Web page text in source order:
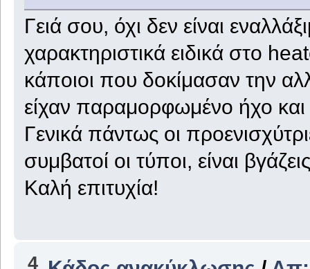
Γειά σου, όχι δεν είναι
χαρακτηριστικά ειδικά στο
κάποιοι που δοκίμασαν την
είχαν παραμορφωμένο ήχο
Γενικά πάντως οι
συμβατοί οι τύποι, είναι
Καλή επιτυχία!
4